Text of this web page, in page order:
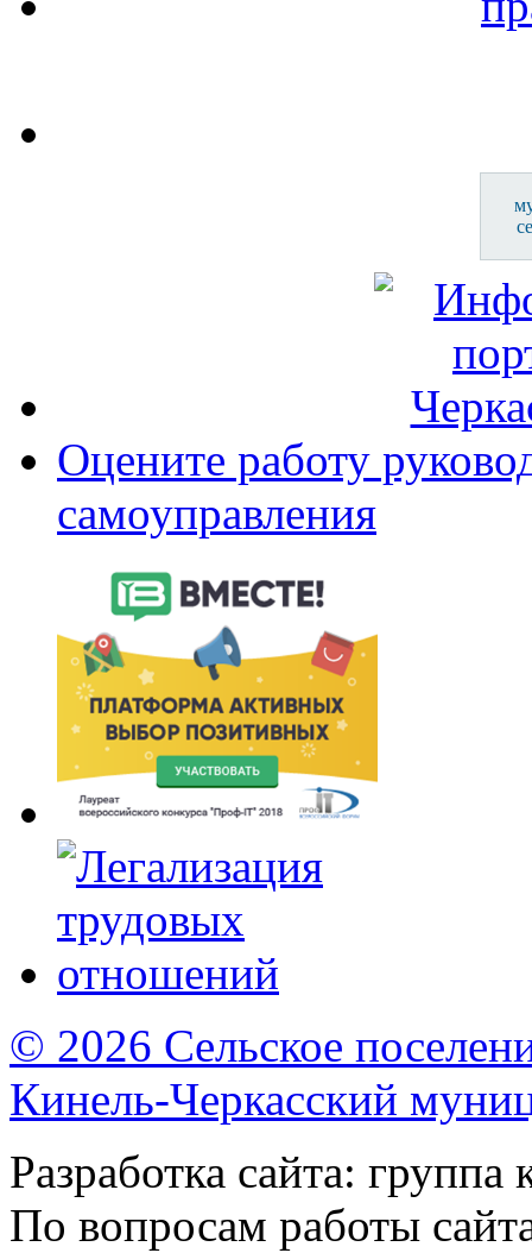
Оцените работу
самоуправления
© 2026 Сельское
Кинель-Черкасский
Разработка сайта:
По вопросам работы